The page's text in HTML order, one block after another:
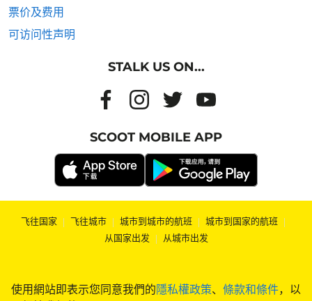
使用網站即表示您同意我們的隱私權政策、 條款和條件，以
票价及费用
可访问性声明
STALK US ON...
SCOOT MOBILE APP
飞往国家 | 飞往城市 | 城市到城市的航班 | 城市到国家的航班 |
从国家出发 | 从城市出发